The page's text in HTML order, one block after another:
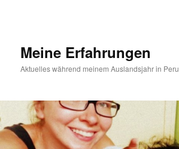
Meine Erfahrungen
Aktuelles während meinem Auslandsjahr in Peru